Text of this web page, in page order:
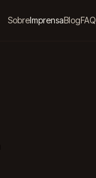
SobreImprensaBlogFAQ